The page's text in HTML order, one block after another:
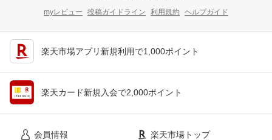
myレビュー 投稿ガイドライン 利用規約 ヘルプガイド
楽天市場アプリ新規利用で1,000ポイント
楽天カード新規入会で2,000ポイント
会員情報 楽天市場トップ